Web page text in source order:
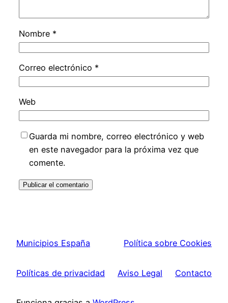
Nombre *
Correo electrónico *
Web
Guarda mi nombre, correo electrónico y web
en este navegador para la próxima vez que
comente.
Municipios España Política sobre Cookies
Políticas de privacidad Aviso Legal Contacto